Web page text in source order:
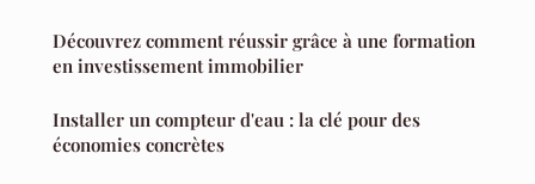
Découvrez comment réussir grâce à une formation
en investissement immobilier
Installer un compteur d'eau : la clé pour des
économies concrètes